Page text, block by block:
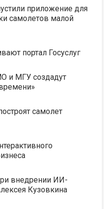
приложение для
самолетов малой
портал Госуслуг
и МГУ создадут
самолет
внедрении ИИ-
Кузовкина